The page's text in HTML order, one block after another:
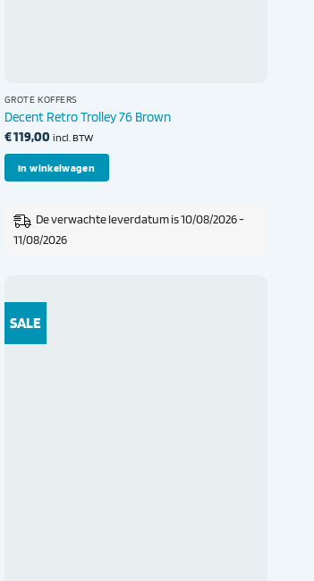
GROTE KOFFERS
Decent Retro Trolley 76 Brown
€119,00 incl. BTW
In winkelwagen
De verwachte leverdatum is 10/08/2026 -
11/08/2026
SALE